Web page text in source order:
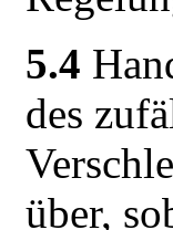
5.4
des
über,